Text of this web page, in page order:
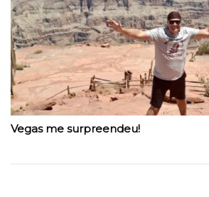
Vegas me surpreendeu!